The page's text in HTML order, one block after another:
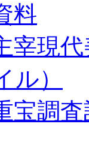
料
宰現
ル）
宝調